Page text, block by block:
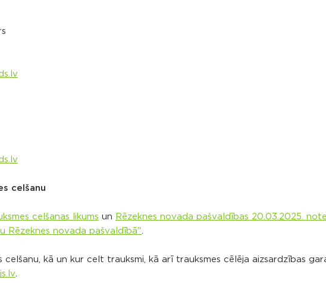
celšanu
celšanas likums un Rēzeknes novada pašvaldības 20.03.2025.
Rēzeknes novada pašvaldībā".
celšanu, kā un kur celt trauksmi, kā arī trauksmes cēlēja aizsardzības
.